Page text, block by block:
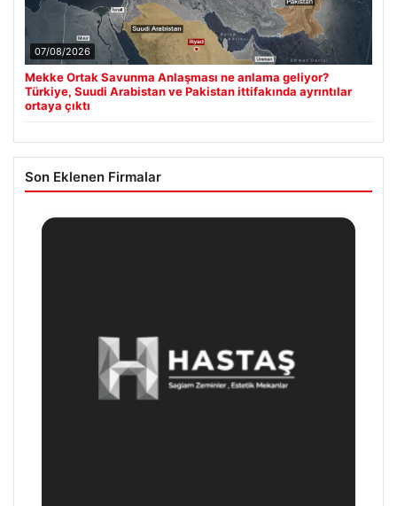
07/08/2026
Mekke Ortak Savunma Anlaşması ne anlama geliyor?
Türkiye, Suudi Arabistan ve Pakistan ittifakında ayrıntılar
ortaya çıktı
Son Eklenen Firmalar